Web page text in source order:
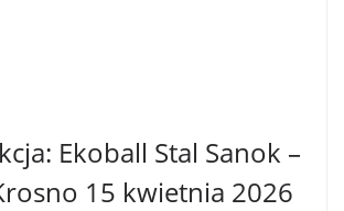
Ekoball Stal Sanok –
15 kwietnia 2026